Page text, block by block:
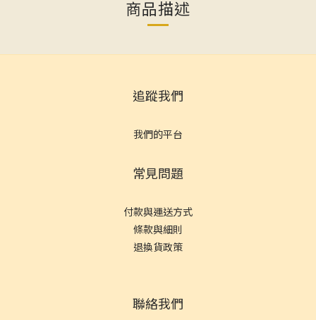
商品描述
追蹤我們
我們的平台
常見問題
付款與運送方式
條款與細則
退換貨政策
聯絡我們